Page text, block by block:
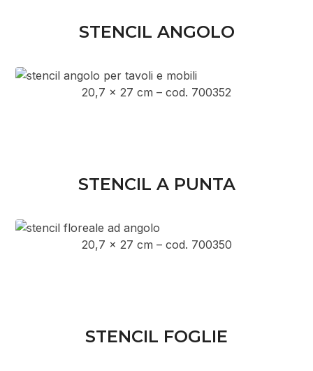
STENCIL ANGOLO
20,7 x 27 cm – cod. 700352
STENCIL A PUNTA
20,7 x 27 cm – cod. 700350
STENCIL FOGLIE